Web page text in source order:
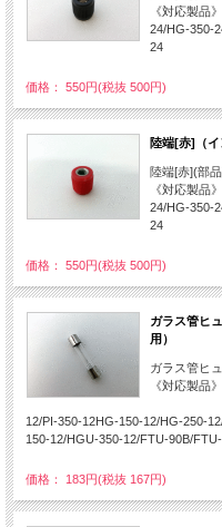
《対応製品
24/HG-350-
24
価格： 550円(税抜 500円)
陸端[赤]（イ
陸端[赤](部
《対応製品
24/HG-350-
24
価格： 550円(税抜 500円)
ガラス管ヒ
用）
ガラス管ヒ
《対応製品
DC/AC
12/PI-350-12HG-150-12/HG-250-
150-12/HGU-350-12/FTU-90B/
価格： 183円(税抜 167円)